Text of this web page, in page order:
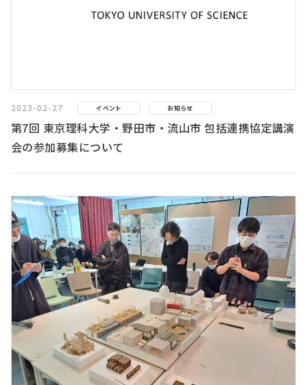
2023-02-27 イベント お知らせ
第7回 東京理科大学・野田市・流山市 包括連携協定講演
会の参加募集について